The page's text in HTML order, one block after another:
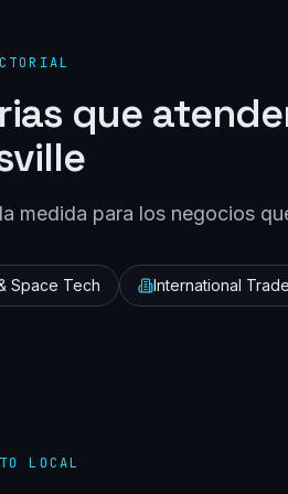
que
medida para los negocios
Space Tech International Trade
LOCAL